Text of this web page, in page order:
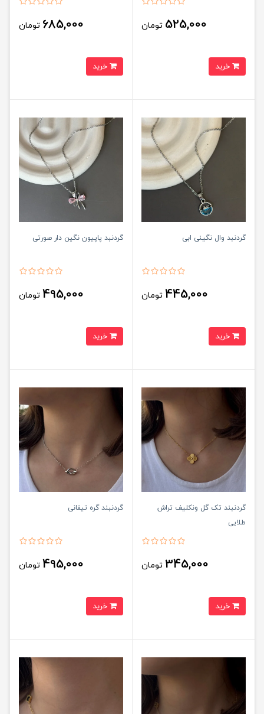
525,000 تومان 685,000 تومان
گردنبد وال نگینی ابی
445,000 تومان
گردنبد پاپیون نگین دار صورتی
495,000 تومان
گردنبند تک گل ونکلیف تراش
طلایی
345,000 تومان
گردنبند گره تیفانی
495,000 تومان